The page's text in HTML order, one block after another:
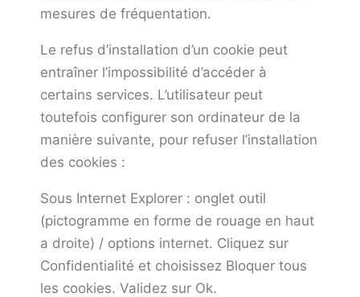
mesures de fréquentation.
Le refus d’installation d’un cookie peut
entraîner l’impossibilité d’accéder à
certains services. L’utilisateur peut
toutefois configurer son ordinateur de la
manière suivante, pour refuser l’installation
des cookies :
Sous Internet Explorer : onglet outil
(pictogramme en forme de rouage en haut
a droite) / options internet. Cliquez sur
Confidentialité et choisissez Bloquer tous
les cookies. Validez sur Ok.